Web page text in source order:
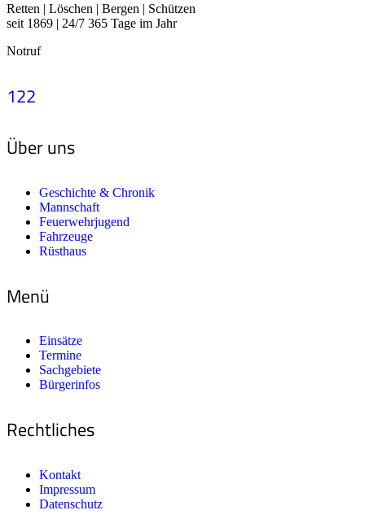
Retten | Löschen | Bergen | Schützen
seit 1869 | 24/7 365 Tage im Jahr
Notruf
122
Über uns
Geschichte & Chronik
Mannschaft
Feuerwehrjugend
Fahrzeuge
Rüsthaus
Menü
Einsätze
Termine
Sachgebiete
Bürgerinfos
Rechtliches
Kontakt
Impressum
Datenschutz